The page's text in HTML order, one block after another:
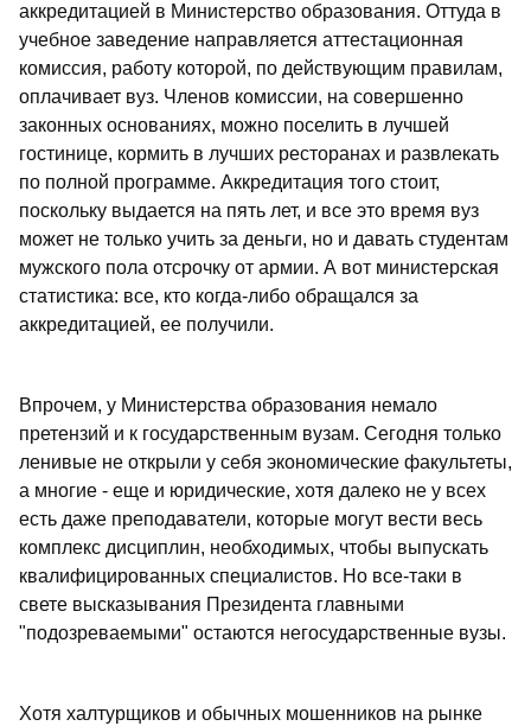
аккредитацией в Министерство образования. Оттуда в
учебное заведение направляется аттестационная
комиссия, работу которой, по действующим правилам,
оплачивает вуз. Членов комиссии, на совершенно
законных основаниях, можно поселить в лучшей
гостинице, кормить в лучших ресторанах и развлекать
по полной программе. Аккредитация того стоит,
поскольку выдается на пять лет, и все это время вуз
может не только учить за деньги, но и давать студентам
мужского пола отсрочку от армии. А вот министерская
статистика: все, кто когда-либо обращался за
аккредитацией, ее получили.
Впрочем, у Министерства образования немало
претензий и к государственным вузам. Сегодня только
ленивые не открыли у себя экономические факультеты,
а многие - еще и юридические, хотя далеко не у всех
есть даже преподаватели, которые могут вести весь
комплекс дисциплин, необходимых, чтобы выпускать
квалифицированных специалистов. Но все-таки в
свете высказывания Президента главными
"подозреваемыми" остаются негосударственные вузы.
Хотя халтурщиков и обычных мошенников на рынке